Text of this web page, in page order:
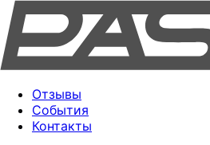
Отзывы
События
Контакты